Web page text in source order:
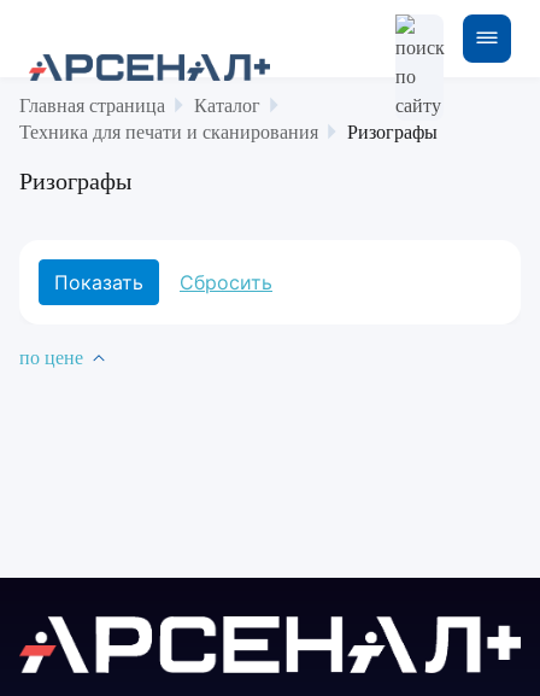
Главная страница
Каталог
Техника для печати и сканирования
Ризографы
Ризографы
по цене